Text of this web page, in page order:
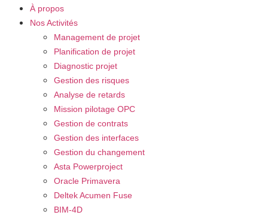
À propos
Nos Activités
Management de projet
Planification de projet
Diagnostic projet
Gestion des risques
Analyse de retards
Mission pilotage OPC
Gestion de contrats
Gestion des interfaces
Gestion du changement
Asta Powerproject
Oracle Primavera
Deltek Acumen Fuse
BIM-4D